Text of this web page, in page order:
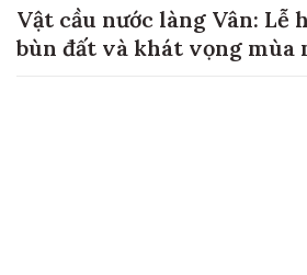
Vật cầu nước làng Vân: Lễ
bùn đất và khát vọng mùa